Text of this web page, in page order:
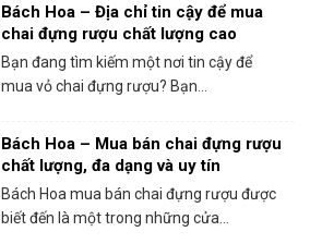
Bách Hoa – Địa chỉ tin cậy để mua
chai đựng rượu chất lượng cao
Bạn đang tìm kiếm một nơi tin cậy để
mua vỏ chai đựng rượu? Bạn...
Bách Hoa – Mua bán chai đựng rượu
chất lượng, đa dạng và uy tín
Bách Hoa mua bán chai đựng rượu được
biết đến là một trong những cửa...